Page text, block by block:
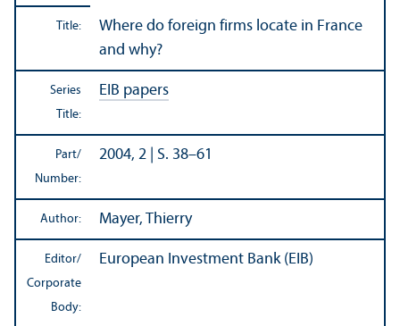
Title:
Where do foreign firms locate in France
and why?
Series
Title:
EIB papers
Part/
Number:
2004, 2 | S. 38–61
Author: Mayer, Thierry
Editor/
Corporate
Body:
European Investment Bank (EIB)